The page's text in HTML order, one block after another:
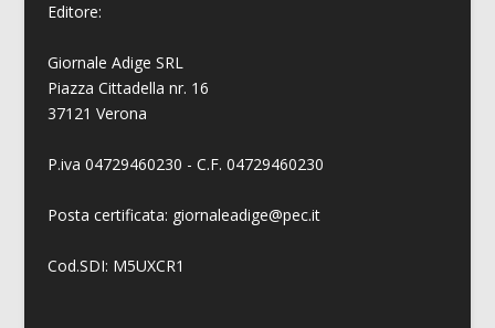
Editore:
Giornale Adige SRL
Piazza Cittadella nr. 16
37121 Verona
P.iva 04729460230 - C.F. 04729460230
Posta certificata: giornaleadige@pec.it
Cod.SDI: M5UXCR1